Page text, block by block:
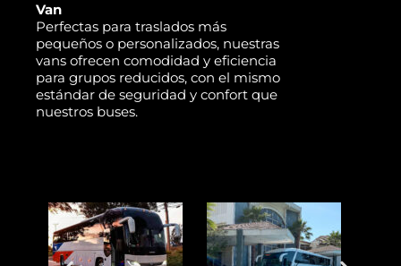
Van
Perfectas para traslados más
pequeños o personalizados, nuestras
vans ofrecen comodidad y eficiencia
para grupos reducidos, con el mismo
estándar de seguridad y confort que
nuestros buses.